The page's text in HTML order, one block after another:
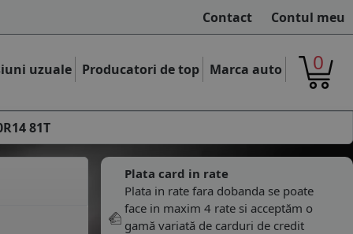
Contact Contul meu
uzuale Producatori de top Marca auto 0
81T
Plata card in rate
Plata in rate fara dobanda se poate
face in maxim 4 rate si acceptăm o
gamă variată de carduri de credit